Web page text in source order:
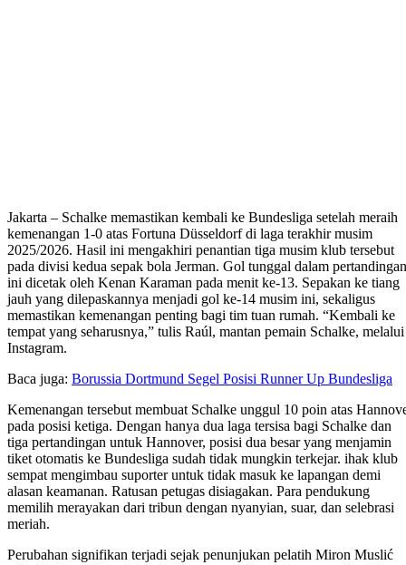
Jakarta – Schalke memastikan kembali ke Bundesliga setelah meraih
kemenangan 1-0 atas Fortuna Düsseldorf di laga terakhir musim
2025/2026. Hasil ini mengakhiri penantian tiga musim klub tersebut
pada divisi kedua sepak bola Jerman. Gol tunggal dalam pertandingan
ini dicetak oleh Kenan Karaman pada menit ke-13. Sepakan ke tiang
jauh yang dilepaskannya menjadi gol ke-14 musim ini, sekaligus
memastikan kemenangan penting bagi tim tuan rumah. “Kembali ke
tempat yang seharusnya,” tulis Raúl, mantan pemain Schalke, melalui
Instagram.
Baca juga: Borussia Dortmund Segel Posisi Runner Up Bundesliga
Kemenangan tersebut membuat Schalke unggul 10 poin atas
pada posisi ketiga. Dengan hanya dua laga tersisa bagi Schalke dan
tiga pertandingan untuk Hannover, posisi dua besar yang menjamin
tiket otomatis ke Bundesliga sudah tidak mungkin terkejar. ihak klub
sempat mengimbau suporter untuk tidak masuk ke lapangan demi
alasan keamanan. Ratusan petugas disiagakan. Para pendukung
memilih merayakan dari tribun dengan nyanyian, suar, dan selebrasi
meriah.
Perubahan signifikan terjadi sejak penunjukan pelatih Miron Muslić